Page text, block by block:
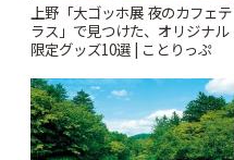
上野「大ゴッホ展 夜のカフェテ
ラス」で見つけた、オリジナル
限定グッズ10選 | ことりっぷ